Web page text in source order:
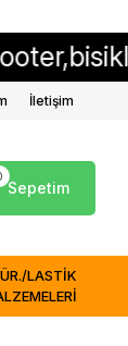
iç
İletişim
Sepetim
LASTİK